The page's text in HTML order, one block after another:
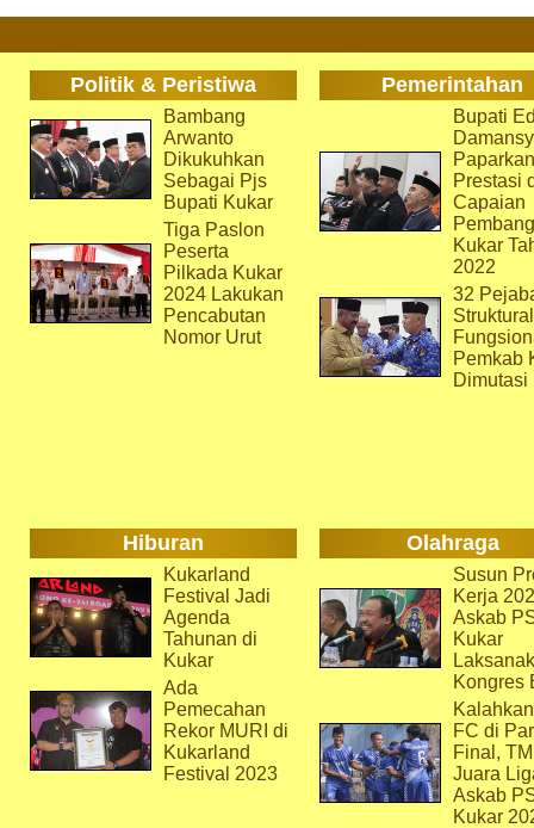
Politik & Peristiwa Pemerintahan
Bambang
Arwanto
Dikukuhkan
Sebagai Pjs
Bupati Kukar
Tiga Paslon
Peserta
Pilkada Kukar
2024 Lakukan
Pencabutan
Nomor Urut
Bupati
Paparkan
Prestasi
Capaian
Kukar
2022
32
Pemkab
Dimutasi
Hiburan Olahraga
Kukarland
Festival Jadi
Agenda
Tahunan di
Kukar
Ada
Pemecahan
Rekor MURI di
Kukarland
Festival 2023
Susun
Kerja
Askab
Kukar
Kongres
FC di
Final,
Juara
Askab
Kukar